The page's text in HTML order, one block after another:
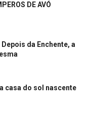
DE AVÓ
Depois da Enchente, a
casa do sol nascente